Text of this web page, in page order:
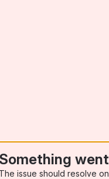
Something
The issue should resolve